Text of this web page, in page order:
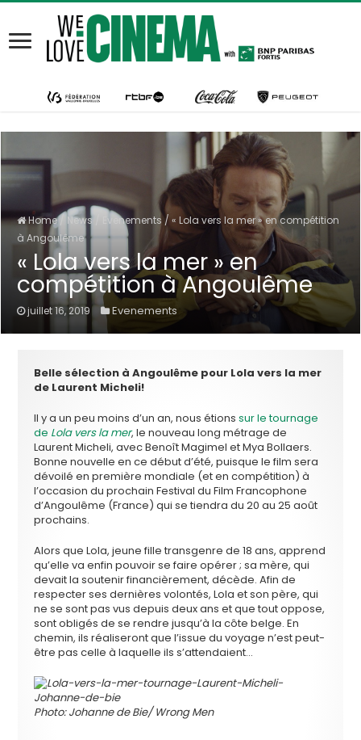
Home/ News Evenements / « Lola vers la mer » en compétition
à Angoulême
« Lola vers la mer » en
compétition à Angoulême
juillet 16, 2019 Evenements
Belle sélection à Angoulême pour Lola vers la mer
de Laurent Micheli!
Il y a un peu moins d’un an, nous étionssur le tournage
de Lola vers la mer, le nouveau long métrage de
Laurent Micheli, avec Benoît Magimel et Mya Bollaers.
Bonne nouvelle en ce début d’été, puisque le film sera
dévoilé en première mondiale (et en compétition) à
l’occasion du prochain Festival du Film Francophone
d’Angoulême (France) qui se tiendra du 20 au 25 août
prochains.
Alors que Lola, jeune fille transgenre de 18 ans, apprend
qu’elle va enfin pouvoir se faire opérer ; sa mère, qui
devait la soutenir financièrement, décède. Afin de
respecter ses dernières volontés, Lola et son père, qui
ne se sont pas vus depuis deux ans et que tout oppose,
sont obligés de se rendre jusqu’à la côte belge. En
chemin, ils réaliseront que l’issue du voyage n’est peut-
être pas celle à laquelle ils s’attendaient…
Photo: Johanne de Bie/ Wrong Men